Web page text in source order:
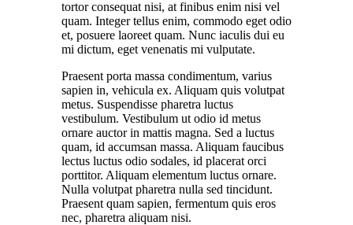
tortor consequat nisi, at finibus enim nisi vel
quam. Integer tellus enim, commodo eget odio
et, posuere laoreet quam. Nunc iaculis dui eu
mi dictum, eget venenatis mi vulputate.
Praesent porta massa condimentum, varius
sapien in, vehicula ex. Aliquam quis volutpat
metus. Suspendisse pharetra luctus
vestibulum. Vestibulum ut odio id metus
ornare auctor in mattis magna. Sed a luctus
quam, id accumsan massa. Aliquam faucibus
lectus luctus odio sodales, id placerat orci
porttitor. Aliquam elementum luctus ornare.
Nulla volutpat pharetra nulla sed tincidunt.
Praesent quam sapien, fermentum quis eros
nec, pharetra aliquam nisi.